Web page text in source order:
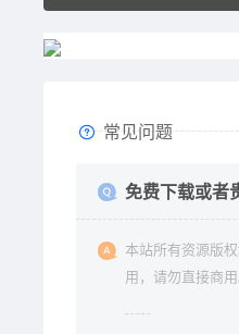
常见问题
免费下载或者
本站所有资源版
用，请勿直接商